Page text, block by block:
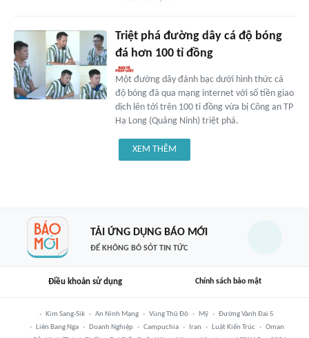
Triệt phá đường dây cá độ bóng
đá hơn 100 tỉ đồng
Một đường dây đánh bạc dưới hình thức cá
độ bóng đá qua mạng internet với số tiền giao
dịch lên tới trên 100 tỉ đồng vừa bị Công an TP
Hạ Long (Quảng Ninh) triệt phá.
XEM THÊM
TẢI ỨNG DỤNG BÁO MỚI
ĐỂ KHÔNG BỎ SÓT TIN TỨC
Điều khoản sử dụng Chính sách bảo mật
Kim Sang-Sik An Ninh Mạng Vùng Thủ Đô Mỹ
Đường Vành Đai 5
Liên Bang Nga
Doanh Nghiệp Campuchia Iran Luật Kiến Trúc
Oman